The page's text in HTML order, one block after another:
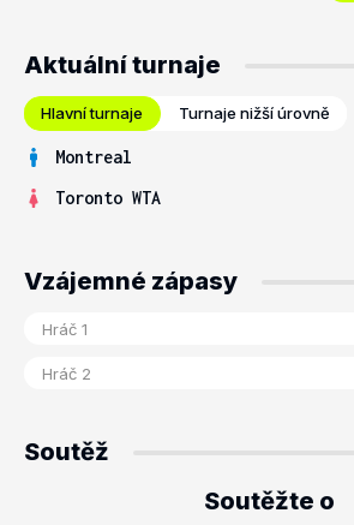
Aktuální turnaje
Hlavní turnaje Turnaje nižší úrovně
Montreal
Toronto WTA
Vzájemné zápasy
Soutěž
Soutěžte o